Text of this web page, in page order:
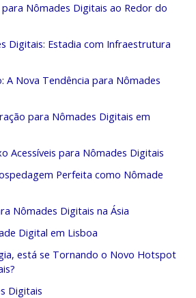
Nômades Digitais ao Redor do
Digitais: Estadia com Infraestrutura
A Nova Tendência para Nômades
para Nômades Digitais em
Acessíveis para Nômades Digitais
Perfeita como Nômade
Nômades Digitais na Ásia
Digital em Lisboa
está se Tornando o Novo Hotspot
Digitais